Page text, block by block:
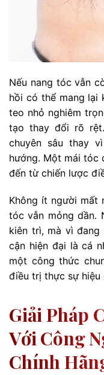
Nếu nang tóc vẫn
hồi có thể mang lại
teo nhỏ nghiêm
tạo thay đổi rõ
chuyên sâu thay
hướng. Một mái tóc
đến từ chiến lược
Không ít người mất
tóc vẫn mỏng dần.
kiên trì, mà vì đang
cận hiện đại là cá
một công thức
điều trị thực sự hiệu
Giải Pháp
Với Công
Chính